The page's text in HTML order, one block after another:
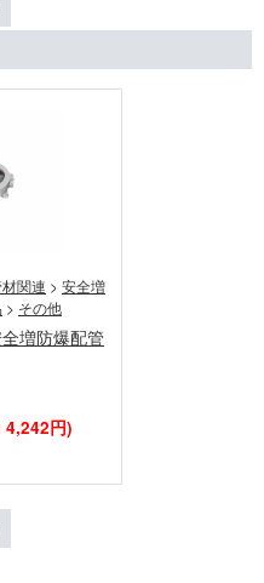
関連 > 安全増
> その他
増防爆配管
4,242円)